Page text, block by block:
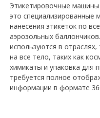
Этикетировочные
это специализированные
нанесения этикеток по
аэрозольных
используются в
на все тело, таких как
химикаты и упаковка для
требуется полное
информации в формате